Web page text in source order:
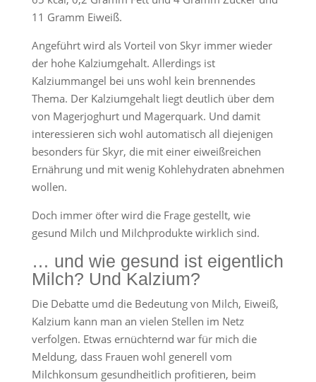
11 Gramm Eiweiß.
Angeführt wird als Vorteil von Skyr immer wieder
der hohe Kalziumgehalt. Allerdings ist
Kalziummangel bei uns wohl kein brennendes
Thema. Der Kalziumgehalt liegt deutlich über dem
von Magerjoghurt und Magerquark. Und damit
interessieren sich wohl automatisch all diejenigen
besonders für Skyr, die mit einer eiweißreichen
Ernährung und mit wenig Kohlehydraten abnehmen
wollen.
Doch immer öfter wird die Frage gestellt, wie
gesund Milch und Milchprodukte wirklich sind.
… und wie gesund ist eigentlich
Milch? Und Kalzium?
Die Debatte umd die Bedeutung von Milch, Eiweiß,
Kalzium kann man an vielen Stellen im Netz
verfolgen. Etwas ernüchternd war für mich die
Meldung, dass Frauen wohl generell vom
Milchkonsum gesundheitlich profitieren, beim